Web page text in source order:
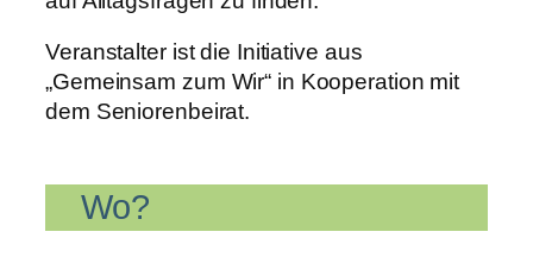
Veranstalter ist die Initiative aus
„Gemeinsam zum Wir“ in Kooperation mit
dem Seniorenbeirat.
Wo?